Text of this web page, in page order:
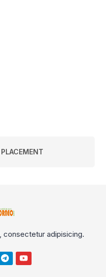
consectetur adipisicing.